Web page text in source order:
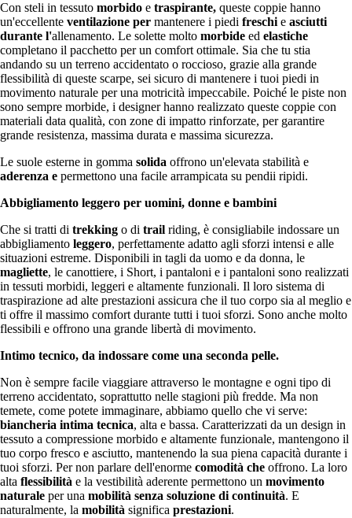
Con steli in tessuto morbido e traspirante, queste coppie hanno
un'eccellente ventilazione per mantenere i piedi freschie asciutti
durante l'allenamento. Le solette molto morbide ed elastiche
completano il pacchetto per un comfort ottimale. Sia che tu stia
andando su un terreno accidentato o roccioso, grazie alla grande
flessibilità di queste scarpe, sei sicuro di mantenere i tuoi piedi in
movimento naturale per una motricità impeccabile. Poiché le piste non
sono sempre morbide, i designer hanno realizzato queste coppie con
materiali data qualità, con zone di impatto rinforzate, per garantire
grande resistenza, massima durata e massima sicurezza.
Le suole esterne in gomma solida offrono un'elevata stabilità e
aderenza e permettono una facile arrampicata su pendii ripidi.
Abbigliamento leggero per uomini, donne e bambini
Che si tratti di trekking o di trail riding, è consigliabile indossare un
abbigliamento leggero, perfettamente adatto agli sforzi intensi e alle
situazioni estreme. Disponibili in tagli da uomo e da donna, le
magliette, le canottiere, i Short, i pantaloni e i pantaloni sono realizzati
in tessuti morbidi, leggeri e altamente funzionali. Il loro sistema di
traspirazione ad alte prestazioni assicura che il tuo corpo sia al meglio e
ti offre il massimo comfort durante tutti i tuoi sforzi. Sono anche molto
flessibili e offrono una grande libertà di movimento.
Intimo tecnico, da indossare come una seconda pelle.
Non è sempre facile viaggiare attraverso le montagne e ogni tipo di
terreno accidentato, soprattutto nelle stagioni più fredde. Ma non
temete, come potete immaginare, abbiamo quello che vi serve:
biancheria intima tecnica, alta e bassa. Caratterizzati da un design in
tessuto a compressione morbido e altamente funzionale, mantengono il
tuo corpo fresco e asciutto, mantenendo la sua piena capacità durante i
tuoi sforzi. Per non parlare dell'enorme comodità che offrono. La loro
alta flessibilità e la vestibilità aderente permettono un movimento
naturale per una mobilità senza soluzione di continuità. E
naturalmente, la mobilità significa prestazioni.